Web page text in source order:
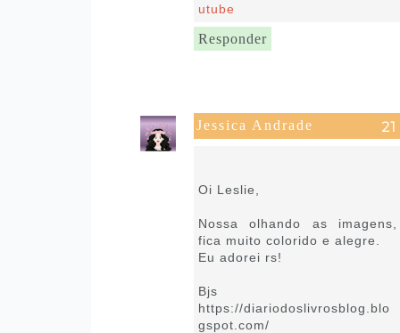
utube
Responder
Jessica Andrade
Oi Leslie,
Nossa olhando as imagens,
fica muito colorido e alegre.
Eu adorei rs!
Bjs
https://diariodoslivrosblog.blo
gspot.com/